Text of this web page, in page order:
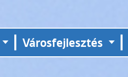
Városfejlesztés